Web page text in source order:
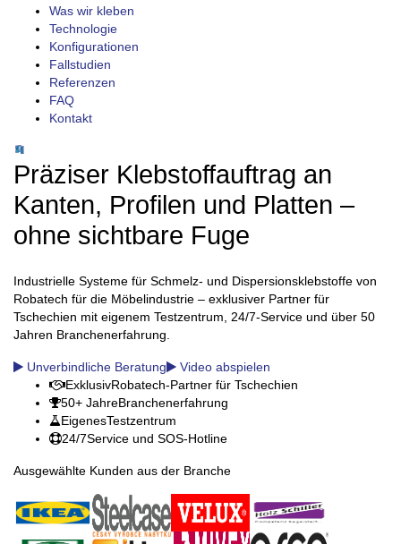
Was wir kleben
Technologie
Konfigurationen
Fallstudien
Referenzen
FAQ
Kontakt
Präziser Klebstoffauftrag an
Kanten, Profilen und Platten –
ohne sichtbare Fuge
Industrielle Systeme für Schmelz- und Dispersionsklebstoffe von
Robatech für die Möbelindustrie – exklusiver Partner für
Tschechien mit eigenem Testzentrum, 24/7-Service und über 50
Jahren Branchenerfahrung.
Unverbindliche Beratung
Video abspielen
ExklusivRobatech-Partner für Tschechien
50+ JahreBranchenerfahrung
EigenesTestzentrum
24/7Service und SOS-Hotline
Ausgewählte Kunden aus der Branche